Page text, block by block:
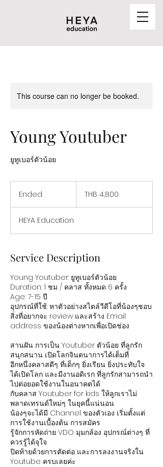
This course can no longer be booked.
Young Youtuber
ยูทูเบอร์ตัวน้อย
Ended
e
d
THB 4,800
HEYA Education
Service Description
Young Youtuber: ยูทูเบอร์ตัวน้อย
Duration: 1 ชม / คลาส ทั้งหมด 6 ครั้ง
Age: 7-15 ปี
อุปกรณ์ที่ใช้: หาตัวอย่างสไตล์วีดีโอที่น้องๆชอบ
สิ่งที่อยากจะ review และสร้าง Email
address ของน้องต่างหากเพื่อเปิดช่อง
สานฝัน การเป็น Youtuber ตัวน้อย ที่ลูกรัก
สนุกสนาน เปิดโลกจินตนาการได้เต็มที่
อีกหนึ่งคลาสดีๆ ที่เด็กๆ ยิ่งเรียน ยิ่งประทับใจ
ได้เปิดโลก และมีงานอดิเรก ที่ลูกรักสามารถนำ
ไปต่อยอดใช้งานในอนาคตได้
กับคลาส Youtuber for kids ให้ลูกเราไม่
พลาดเทรนด์ใหม่ๆ ในยุคนี้แน่นอน
น้องๆจะได้มี Channel ของตัวเอง เริ่มตั้งแต่
การใช้งานเบื้องต้น การสมัคร
รู้จักการหัดถ่าย VDO มุมกล้อง อุปกรณ์ต่างๆ ที่
ควรรู้ได้จุใจ
ปิดท้ายด้วยการตัดต่อ และการลงงานจริงใน
Youtube ครบเลยค่ะ